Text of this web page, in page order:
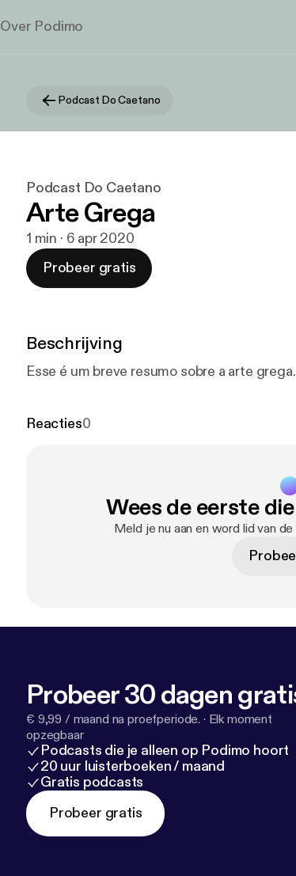
Over Podimo
Podcast Do Caetano
Podcast Do Caetano
Arte Grega
1 min · 6 apr 2020
Probeer gratis
Beschrijving
Esse é um breve resumo sobre a arte grega.
Reacties0
Wees de eerste
Meld je nu aan en word lid van
Probeer 30 dagen
€ 9,99 / maand na proefperiode. · Elk moment
opzegbaar
Podcasts die je alleen op Podimo hoort
20 uur luisterboeken / maand
Gratis podcasts
Probeer gratis